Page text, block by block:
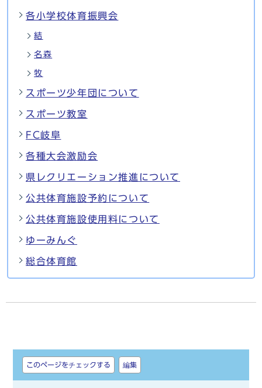
各小学校体育振興会
結
名森
牧
スポーツ少年団について
スポーツ教室
FC岐阜
各種大会激励会
県レクリエーション推進について
公共体育施設予約について
公共体育施設使用料について
ゆーみんぐ
総合体育館
しおり
このページをチェックする 編集